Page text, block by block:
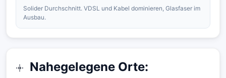
Solider Durchschnitt. VDSL und Kabel dominieren, Glasfaser im
Ausbau.
Nahegelegene Orte: